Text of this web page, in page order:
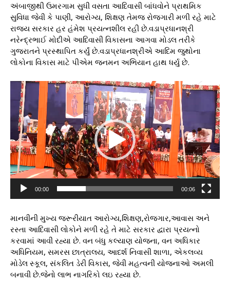
અંબાજીથી ઉમરગામ સુધી વસતા આદિવાસી બાંધવોને પ્રાથમિક
સુવિધા જેવી કે પાણી, આરોગ્ય, શિક્ષણ તેમજ રોજગારી મળી રહે માટે
રાજ્ય સરકાર હર હંમેશ પ્રયત્નશીલ રહી છે.વડાપ્રધાનશ્રી
નરેન્દ્રભાઈ મોદીએ આદિવાસી વિકાસના આગવા મોડલ તરીકે
ગુજરાતને પ્રસ્થાપિત કર્યું છે.વડાપ્રધાનશ્રીએ આદિમ જુથોના
લોકોના વિકાસ માટે પીએમ જનમન અભિયાન હાથ ધર્યુ છે.
e
P
l
a
y
r
00:00 00:06
માનવીની મુખ્ય જરૂરીયાત આરોગ્ય,શિક્ષણ,રોજગાર,આવાસ અને
રસ્તા આદિવાસી લોકોને મળી રહે તે માટે સરકાર દ્વારા પ્રયત્નો
કરવામાં આવી રહ્યા છે. વન બંધુ કલ્યાણ યોજના, વન અધિકાર
અધિનિયમ, સમરસ છાત્રાલય, આદર્શ નિવાસી શાળા, એકલવ્ય
મોડેલ સ્કૂલ, સંકલિત ડેરી વિકાસ, જેવી મહત્વની યોજનાઓ અમલી
બનાવી છે.જેનો લાભ નાગરિકો લઇ રહ્યા છે.